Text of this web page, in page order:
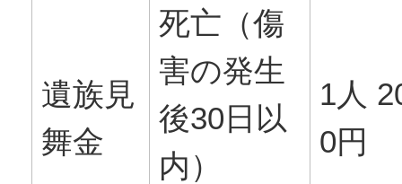
遺族見
舞金
死亡（傷
害の発生
後30日以
内）
1人
0円